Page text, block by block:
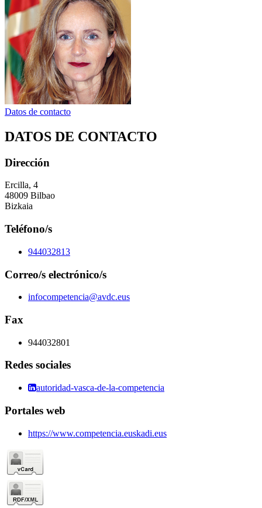
Datos de contacto
DATOS DE CONTACTO
Dirección
Ercilla, 4
48009 Bilbao
Bizkaia
Teléfono/s
944032813
Correo/s electrónico/s
infocompetencia@avdc.eus
Fax
944032801
Redes sociales
autoridad-vasca-de-la-competencia
Portales web
https://www.competencia.euskadi.eus